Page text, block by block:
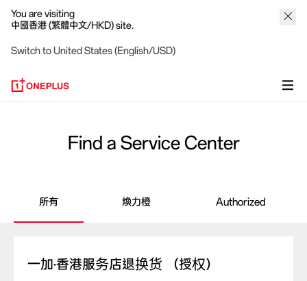
You are visiting
中國香港 (繁體中文/HKD) site.
Switch to United States (English/USD)
Find a Service Center
所有 煥力橙 Authorized
一加·香港服务店退换货 （授权）